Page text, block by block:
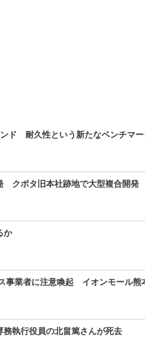
ンド 耐久性という新たなベンチマー
クボタ旧本社跡地で大型複合開
か
事業者に注意喚起 イオンモール
務執行役員の北畠篤さんが死去